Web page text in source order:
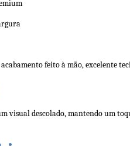
feito à mão, excelente
visual descolado, mantendo um